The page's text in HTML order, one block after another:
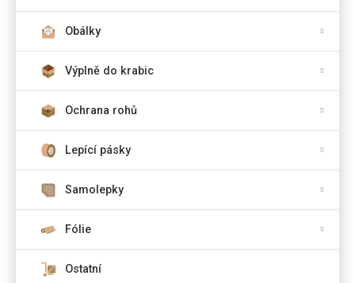
Obálky
Výplně do krabic
Ochrana rohů
Lepící pásky
Samolepky
Fólie
Ostatní